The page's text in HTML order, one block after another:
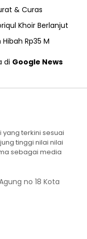
& Curas
Khoir Berlanjut
Rp35 M
di Google News
terkini sesuai
tinggi nilai nilai
sebagai media
no 18 Kota